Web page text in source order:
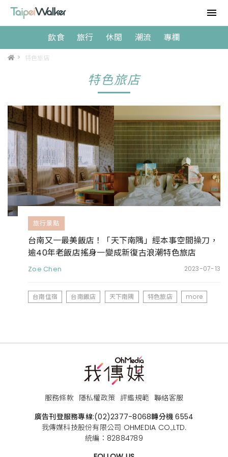
飲食 旅行 休閒 潮流 專欄
> 特色旅店
特色旅店
旅行景點
台南又一最美飯店！「天下南隅」經本事空間操刀，
逾40年老飯店搖身一變成新復古浪潮特色旅店
Zoe Chen 2023-07-13
台南住宿 台南飯店 天下南隅 特色旅店 more
服務條款 隱私權政策 評鑑規範 聯絡客服
廣告刊登服務專線:(02)2377-8068轉分機 6554
我傳媒科技股份有限公司 OHMEDIA CO.,LTD.
統編：82884789